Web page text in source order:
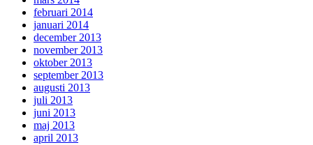
februari 2014
januari 2014
december 2013
november 2013
oktober 2013
september 2013
augusti 2013
juli 2013
juni 2013
maj 2013
april 2013